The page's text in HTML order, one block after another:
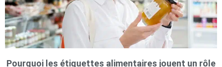
Pourquoi les étiquettes alimentaires jouent un rôle